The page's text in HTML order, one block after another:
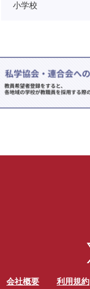
小学校
会社概要 利用規約